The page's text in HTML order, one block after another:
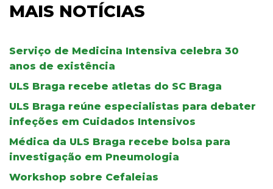
MAIS NOTÍCIAS
Serviço de Medicina Intensiva celebra 30
anos de existência
ULS Braga recebe atletas do SC Braga
ULS Braga reúne especialistas para debater
infeções em Cuidados Intensivos
Médica da ULS Braga recebe bolsa para
investigação em Pneumologia
Workshop sobre Cefaleias